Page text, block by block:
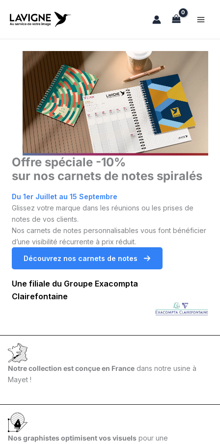
Offre spéciale -10%
sur nos carnets de notes spiralés
Du 1er Juillet au 15 Septembre
Glissez votre marque dans les réunions ou les prises de
notes de vos clients.
Nos carnets de notes personnalisables vous font bénéficier
d’une visibilité récurrente à prix réduit.
Découvrez nos carnets de notes
Une filiale du Groupe Exacompta
Clairefontaine
Notre collection est conçue en France dans notre usine à
Mayet !
Nos graphistes optimisent vos visuels pour une